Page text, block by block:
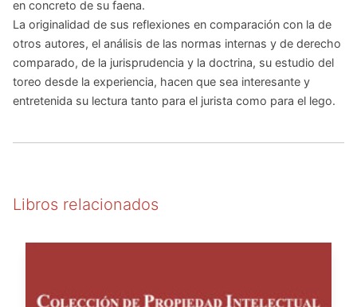
en concreto de su faena.
La originalidad de sus reflexiones en comparación con la de
otros autores, el análisis de las normas internas y de derecho
comparado, de la jurisprudencia y la doctrina, su estudio del
toreo desde la experiencia, hacen que sea interesante y
entretenida su lectura tanto para el jurista como para el lego.
Libros relacionados